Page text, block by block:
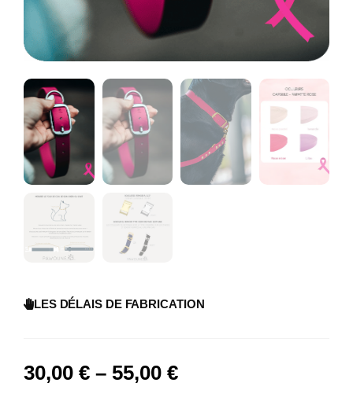
LES DÉLAIS DE FABRICATION
30,00 € – 55,00 €